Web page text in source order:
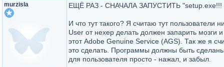
murzisla ЕЩЁ РАЗ - СНАЧАЛА ЗАПУСТИТЬ "setup.exe!!!
И что тут такого? Я считаю тут
User от нexep делать должен запарить мозги
этот Adobe Genuine Service (AGS). Так же я
это сделать. Программы должны быть
для пользователя просто - нажал, и забыл.